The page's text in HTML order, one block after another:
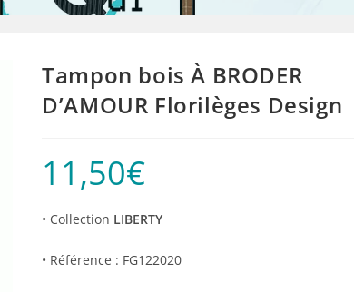
Tampon bois À BRODER
D’AMOUR Florilèges Design
11,50€
• Collection LIBERTY
• Référence : FG122020